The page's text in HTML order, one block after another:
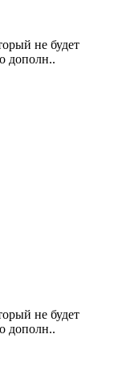
не будет
дополн..
не будет
дополн..